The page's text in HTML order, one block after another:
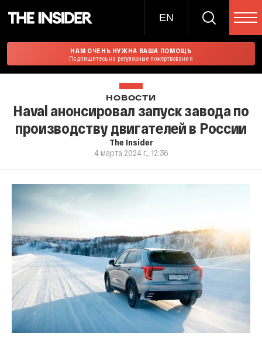
EN
НАМ ОЧЕНЬ НУЖНА ВАША ПОМОЩЬ
Подпишитесь на регулярные пожертвования
НОВОСТИ
Haval анонсировал запуск завода по
производству двигателей в России
The Insider
4 марта 2024 г., 12:36